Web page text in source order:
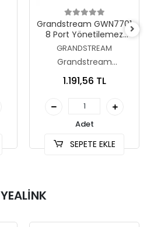
Sepete Ekle
Grandstream GWN7701
8 Port Yönetilemez
Gigabit Switch
GRANDSTREAM
Grandstream
1.191,56 TL
Adet
SEPETE EKLE
YEALİNK